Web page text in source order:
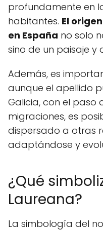
profundamente en
habitantes. El
en España no solo
sino de un paisaje
Además, es
aunque el apellido
Galicia, con el paso
migraciones, es
dispersado a otras
adaptándose y
¿Qué
Laureana?
La simbología del